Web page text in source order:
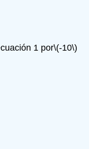
1 por\(-10\)